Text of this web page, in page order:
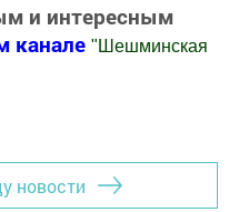
и интересным
канале " Шешминская
новости